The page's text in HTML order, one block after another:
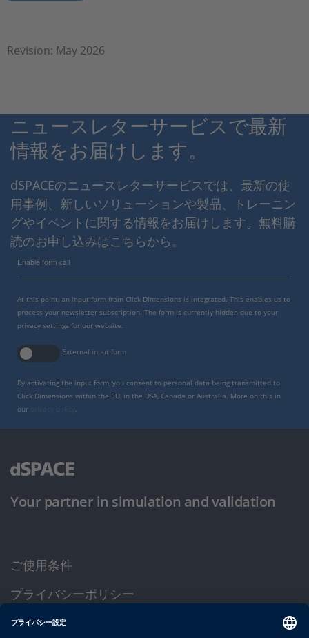
Revision: May 2026
ニュースレターサービスで最新
情報をお届けします。
dSPACEのニュースレターサービスでは、最新の使
用事例、新しいソリューションや製品、トレーニン
グやイベントに関する情報をお届けします。無料購
読のお申し込みはこちらから。
Enable form call
At this point, an input form from Click Dimensions is integrated. This enables us to
process your newsletter subscription. The form is currently hidden due to your
privacy settings for our website.
External input form
By activating the input form, you consent to personal data being transmitted to
Click Dimensions within the EU, in the USA, Canada or Australia. More on this in
our
.
Your partner in simulation and validation
ご使用条件
プライバシーポリシー
約款